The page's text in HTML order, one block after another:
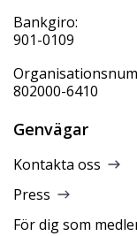
Bankgiro:
901-0109
802000-6410
Genvägar
Kontakta oss
Press
För dig som